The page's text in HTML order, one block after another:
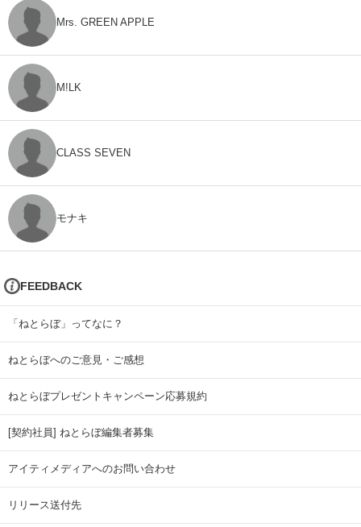
Mrs. GREEN APPLE
M!LK
CLASS SEVEN
モナキ
FEEDBACK
「ねとらぼ」ってなに？
ねとらぼへのご意見・ご感想
ねとらぼプレゼントキャンペーン応募規約
[契約社員] ねとらぼ編集者募集
アイティメディアへのお問い合わせ
リリース送付先